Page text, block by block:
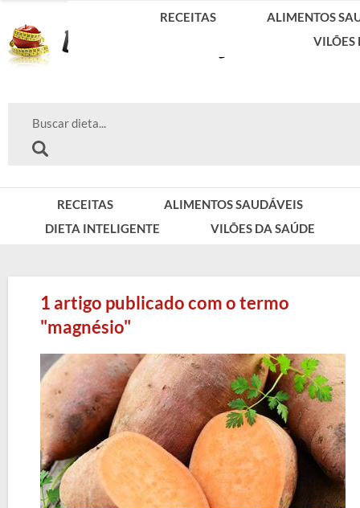
RECEITAS
ALIMENTOS SAUDÁVEIS
DIETA INTELIGENTE
VILÕES DA SAÚDE
RECEITAS
ALIMENTOS
VILÕES
1 artigo publicado com o termo
"magnésio"